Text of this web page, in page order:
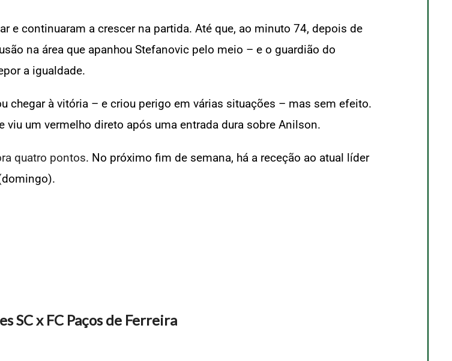
e continuaram a crescer na partida. Até que, ao minuto 74, depois de
na área que apanhou Stefanovic pelo meio – e o guardião do
a igualdade.
chegar à vitória – e criou perigo em várias situações – mas sem efeito.
viu um vermelho direto após uma entrada dura sobre Anilson.
quatro pontos. No próximo fim de semana, há a receção ao atual líder
SC x FC Paços de Ferreira